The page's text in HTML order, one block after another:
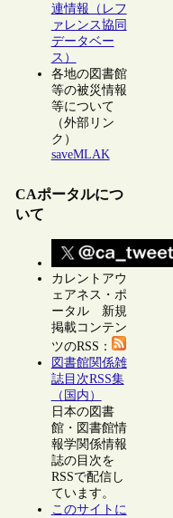
連情報（レフ
ァレンス協同
データベー
ス）
各地の図書館
等の被災情報
等について
（外部リン
ク）
saveMLAK
CAポータルにつ
いて
カレントアウ
ェアネス・ポ
ータル 新規
掲載コンテン
ツのRSS：
図書館関係雑
誌目次RSS集
（国内）
日本の図書
館・図書館情
報学関係情報
誌の目次を
RSSで配信し
ています。
このサイトに